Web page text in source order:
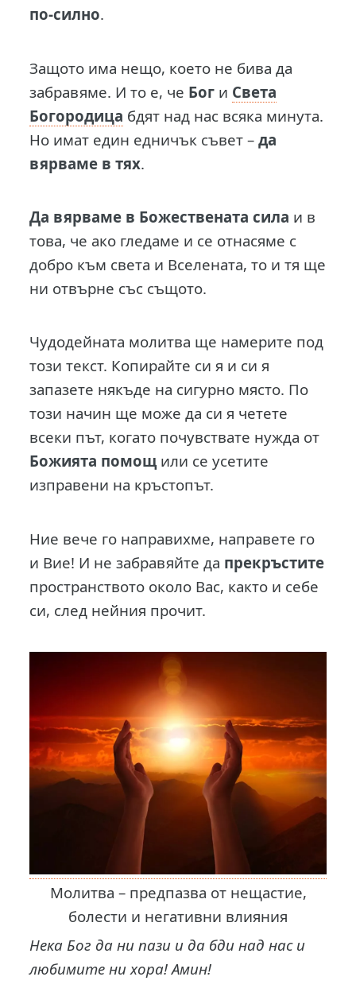
по-силно.
Защото има нещо, което не бива да
забравяме. И то е, че Бог и Света
Богородица бдят над нас всяка минута.
Но имат един едничък съвет –да
вярваме в тях.
Да вярваме в Божествената сила и в
това, че ако гледаме и се отнасяме с
добро към света и Вселената, то и тя ще
ни отвърне със същото.
Чудодейната молитва ще намерите под
този текст. Копирайте си я и си я
запазете някъде на сигурно място. По
този начин ще може да си я четете
всеки път, когато почувствате нужда от
Божията помощ или се усетите
изправени на кръстопът.
Ние вече го направихме, направете го
и Вие! И не забравяйте да прекръстите
пространството около Вас, както и себе
си, след нейния прочит.
Молитва – предпазва от нещастие,
болести и негативни влияния
Нека Бог да ни пази и да бди над нас и
любимите ни хора! Амин!